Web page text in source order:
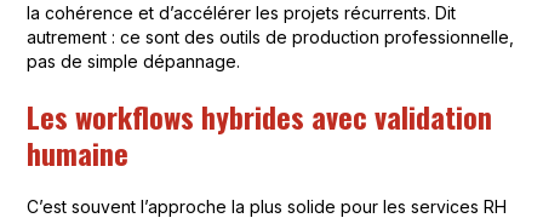
la cohérence et d’accélérer les projets récurrents. Dit
autrement : ce sont des outils de production professionnelle,
pas de simple dépannage.
Les workflows hybrides avec validation
humaine
C’est souvent l’approche la plus solide pour les services RH